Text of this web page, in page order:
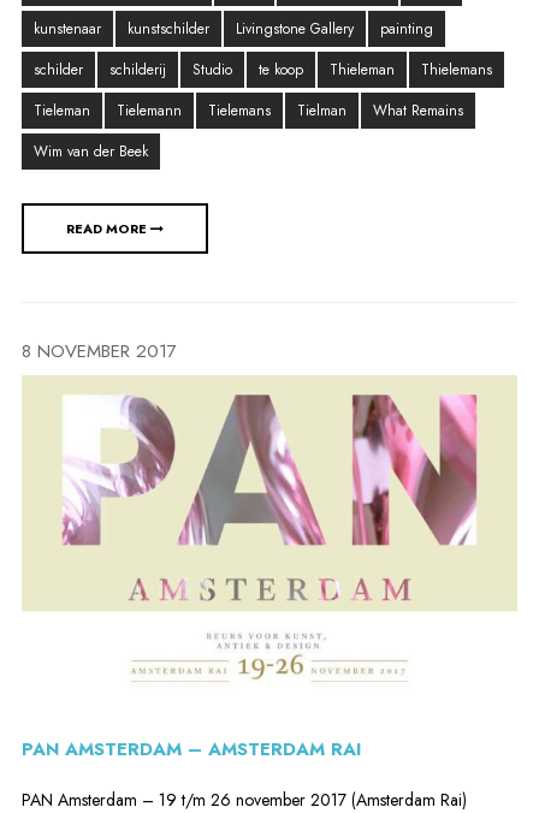
kunstenaar
kunstschilder Livingstone Gallery
painting
schilder
schilderij Studio te koop Thieleman
Thielemans
Tieleman
Tielemann Tielemans Tielman
What Remains
Wim van der Beek
READ MORE
8 NOVEMBER 2017
PAN AMSTERDAM – AMSTERDAM RAI
PAN Amsterdam – 19 t/m 26 november 2017 (Amsterdam Rai)